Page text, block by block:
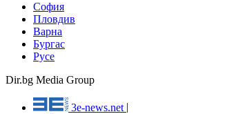
София
Пловдив
Варна
Бургас
Русе
Dir.bg Media Group
3e-news.net